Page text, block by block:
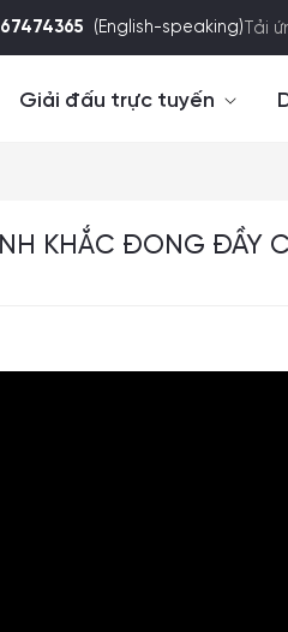
(English-speaking) Tải
Giải đấu trực tuyến
KHẮC ĐONG ĐẦY